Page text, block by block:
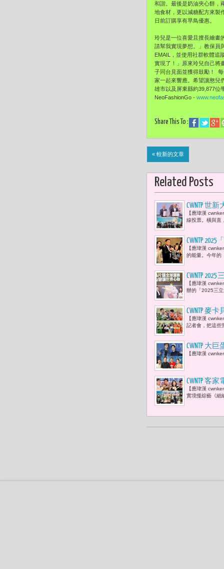
和諧。最後是奶油夾心餅，
地食材，更以減糖配方來製
日前訂購享有早鳥優惠。
玲兒是一位喜愛且擅長繪畫
請幫我實現夢想。」教保員
EMAIL，並使用社群軟體追
實現了！」原來玲兒自己將
子同台見面並獲得鼓勵！
家一起來響應。希望讓憨兒
雄市以及屏東縣約39,877位
NeoFashionGo -
Share This To :
« 較新的文章
Related Posts
CWNTP 世
手機的物
【應瑋漢
線投票。橫與直
CWNTP
況空前 「
【應瑋漢
的能量。今年的
CWNTP
內容創新到
【應瑋漢
辦的「2025三
CWNTP 麥
「三代同
【應瑋漢
記者會，把這些
CWNTP 大
藝人現身
【應瑋漢
CWNTP 客
優賢，以
【應瑋漢
實境慢綜藝《細